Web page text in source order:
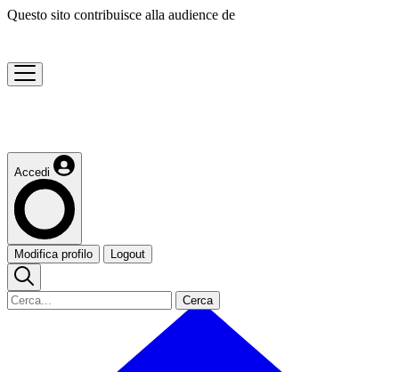
Questo sito contribuisce alla audience de
Accedi
Modifica profilo Logout
Cerca